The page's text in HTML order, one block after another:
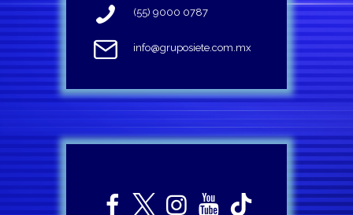
(55) 9000 0787
info@gruposiete.com.mx